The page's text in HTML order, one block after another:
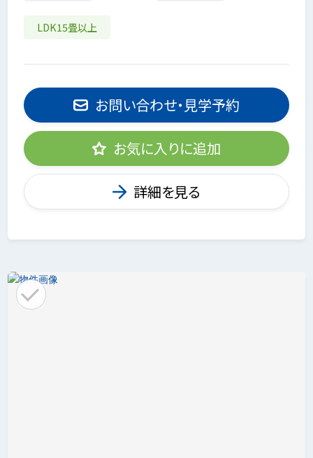
LDK15畳以上
お問い合わせ・見学予約
お気に入りに追加
詳細を見る